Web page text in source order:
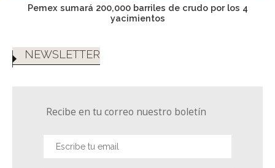
Pemex sumará 200,000 barriles de crudo por los 4
yacimientos
NEWSLETTER
Recibe en tu correo nuestro boletín